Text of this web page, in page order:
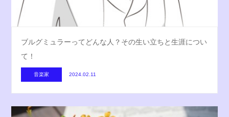
ブルグミュラーってどんな人？その生い立ちと生涯につい
て！
音楽家 2024.02.11